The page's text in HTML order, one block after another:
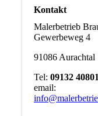
Kontakt
Malerbetrieb
Gewerbeweg 4
91086
Tel: 09132
email: